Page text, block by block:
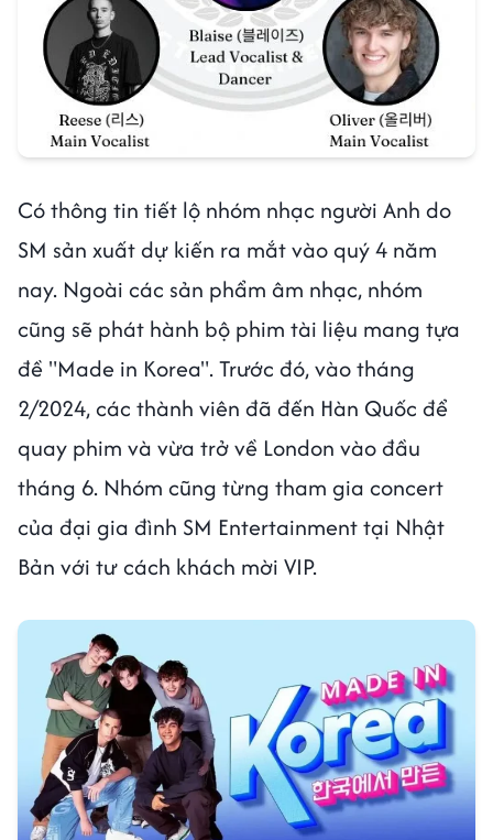
Có thông tin tiết lộ nhóm nhạc người Anh do
SM sản xuất dự kiến ra mắt vào quý 4 năm
nay. Ngoài các sản phẩm âm nhạc, nhóm
cũng sẽ phát hành bộ phim tài liệu mang tựa
đề "Made in Korea". Trước đó, vào tháng
2/2024, các thành viên đã đến Hàn Quốc để
quay phim và vừa trở về London vào đầu
tháng 6. Nhóm cũng từng tham gia concert
của đại gia đình SM Entertainment tại Nhật
Bản với tư cách khách mời VIP.